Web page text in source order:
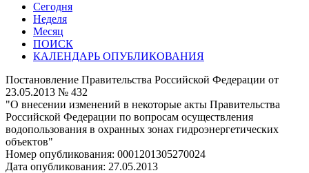
Сегодня
Неделя
Месяц
ПОИСК
КАЛЕНДАРЬ ОПУБЛИКОВАНИЯ
Постановление Правительства Российской Федерации от
23.05.2013 № 432
"О внесении изменений в некоторые акты Правительства
Российской Федерации по вопросам осуществления
водопользования в охранных зонах гидроэнергетических
объектов"
Номер опубликования: 0001201305270024
Дата опубликования: 27.05.2013